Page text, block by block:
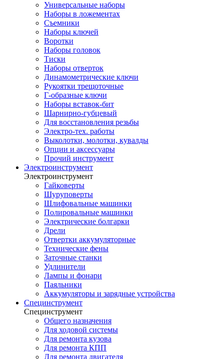
Универсальные наборы
Наборы в ложементах
Съемники
Наборы ключей
Воротки
Наборы головок
Тиски
Наборы отверток
Динамометрические ключи
Рукоятки трещоточные
Г-образные ключи
Наборы вставок-бит
Шарнирно-губцевый
Для восстановления резьбы
Электро-тех. работы
Выколотки, молотки, кувалды
Опции и аксессуары
Прочий инструмент
Электроинструмент
Электроинструмент
Гайковерты
Шуруповерты
Шлифовальные машинки
Полировальные машинки
Электрические болгарки
Дрели
Отвертки аккумуляторные
Технические фены
Заточные станки
Удлинители
Лампы и фонари
Паяльники
Аккумуляторы и зарядные устройства
Специнструмент
Специнструмент
Общего назначения
Для ходовой системы
Для ремонта кузова
Для ремонта КПП
Для ремонта двигателя